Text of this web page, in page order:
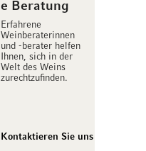
e Beratung
Erfahrene
Weinberaterinnen
und -berater helfen
Ihnen, sich in der
Welt des Weins
zurechtzufinden.
Kontaktieren Sie uns